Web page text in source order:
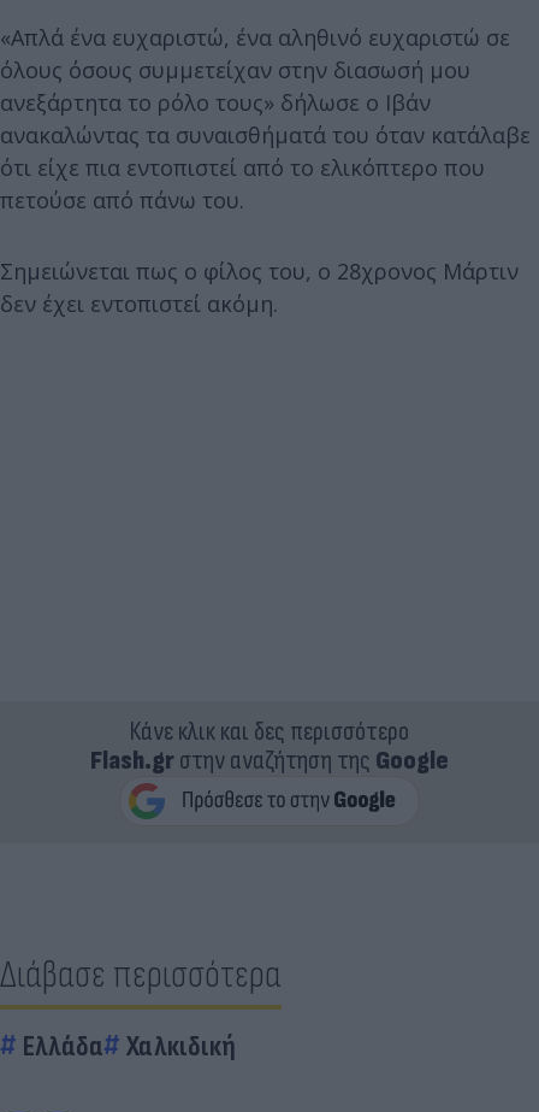
«Απλά ένα ευχαριστώ, ένα αληθινό ευχαριστώ σε
όλους όσους συμμετείχαν στην διασωσή μου
ανεξάρτητα το ρόλο τους» δήλωσε ο Ιβάν
ανακαλώντας τα συναισθήματά του όταν κατάλαβε
ότι είχε πια εντοπιστεί από το ελικόπτερο που
πετούσε από πάνω του.
Σημειώνεται πως ο φίλος του, ο 28χρονος Μάρτιν
δεν έχει εντοπιστεί ακόμη.
Κάνε κλικ και δες περισσότερο
Flash.grστην αναζήτηση της Google
Διάβασε περισσότερα
Ελλάδα Χαλκιδική